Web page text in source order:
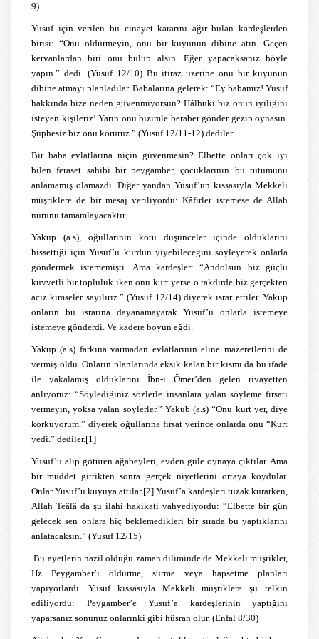
9)
Yusuf için verilen bu cinayet kararını ağır bulan kardeşlerden
birisi: “Onu öldürmeyin, onu bir kuyunun dibine atın. Geçen
kervanlardan biri onu bulup alsın. Eğer yapacaksanız böyle
yapın.” dedi. (Yusuf 12/10) Bu itiraz üzerine onu bir kuyunun
dibine atmayı planladılar. Babalarına gelerek: “Ey babamız! Yusuf
hakkında bize neden güvenmiyorsun? Hâlbuki biz onun iyiliğini
isteyen kişileriz! Yarın onu bizimle beraber gönder gezip oynasın.
Şüphesiz biz onu koruruz.” (Yusuf 12/11-12) dediler.
Bir baba evlatlarına niçin güvenmesin? Elbette onları çok iyi
bilen feraset sahibi bir peygamber, çocuklarının bu tutumunu
anlamamış olamazdı. Diğer yandan Yusuf’un kıssasıyla Mekkeli
müşriklere de bir mesaj veriliyordu: Kâfirler istemese de Allah
nurunu tamamlayacaktır.
Yakup (a.s), oğullarının kötü düşünceler içinde olduklarını
hissettiği için Yusuf’u kurdun yiyebileceğini söyleyerek onlarla
göndermek istememişti. Ama kardeşler: “Andolsun biz güçlü
kuvvetli bir topluluk iken onu kurt yerse o takdirde biz gerçekten
aciz kimseler sayılırız.” (Yusuf 12/14) diyerek ısrar ettiler. Yakup
onların bu ısrarına dayanamayarak Yusuf’u onlarla istemeye
istemeye gönderdi. Ve kadere boyun eğdi.
Yakup (a.s) farkına varmadan evlatlarının eline mazeretlerini de
vermiş oldu. Onların planlarında eksik kalan bir kısmı da bu ifade
ile yakalamış olduklarını İbn-i Ömer’den gelen rivayetten
anlıyoruz: “Söylediğiniz sözlerle insanlara yalan söyleme fırsatı
vermeyin, yoksa yalan söylerler.” Yakub (a.s) “Onu kurt yer, diye
korkuyorum.” diyerek oğullarına fırsat verince onlarda onu “Kurt
yedi.” dediler.[1]
Yusuf’u alıp götüren ağabeyleri, evden güle oynaya çıktılar. Ama
bir müddet gittikten sonra gerçek niyetlerini ortaya koydular.
Onlar Yusuf’u kuyuya attılar.[2] Yusuf’a kardeşleri tuzak kurarken,
Allah Teâlâ da şu ilahi hakikati vahyediyordu: “Elbette bir gün
gelecek sen onlara hiç beklemedikleri bir sırada bu yaptıklarını
anlatacaksın.” (Yusuf 12/15)
Bu ayetlerin nazil olduğu zaman diliminde de Mekkeli müşrikler,
Hz Peygamber’i öldürme, sürme veya hapsetme planları
yapıyorlardı. Yusuf kıssasıyla Mekkeli müşriklere şu telkin
ediliyordu: Peygamber’e Yusuf’a kardeşlerinin yaptığını
yaparsanız sonunuz onlarınki gibi hüsran olur. (Enfal 8/30)